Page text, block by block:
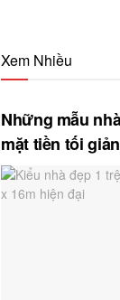
Xem Nhiều
Những mẫu
mặt tiền tối